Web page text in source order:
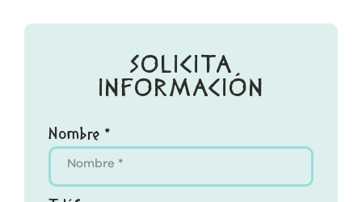
SOLICITA
INFORMACIÓN
Nombre *